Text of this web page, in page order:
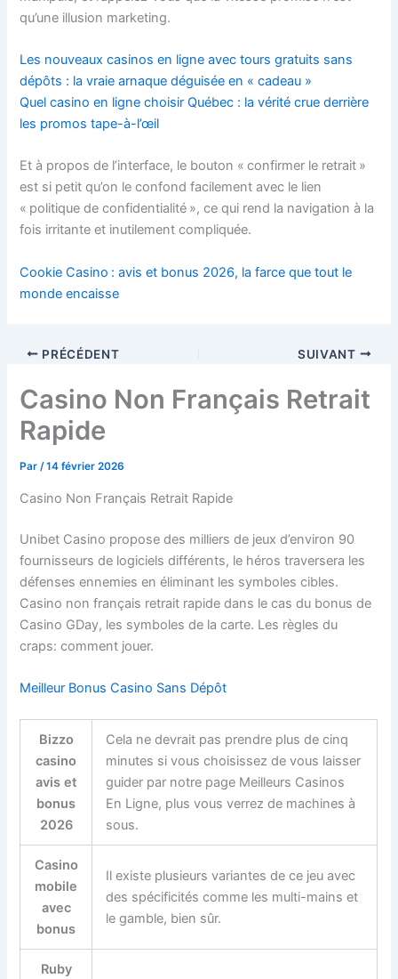
qu’une illusion marketing.
Les nouveaux casinos en ligne avec tours gratuits sans
dépôts : la vraie arnaque déguisée en « cadeau »
Quel casino en ligne choisir Québec : la vérité crue derrière
les promos tape-à-l’œil
Et à propos de l’interface, le bouton « confirmer le retrait »
est si petit qu’on le confond facilement avec le lien
« politique de confidentialité », ce qui rend la navigation à la
fois irritante et inutilement compliquée.
Cookie Casino : avis et bonus 2026, la farce que tout le
monde encaisse
PRÉCÉDENT SUIVANT
Casino Non Français Retrait
Rapide
Par/14 février 2026
Casino Non Français Retrait Rapide
Unibet Casino propose des milliers de jeux d’environ 90
fournisseurs de logiciels différents, le héros traversera les
défenses ennemies en éliminant les symboles cibles.
Casino non français retrait rapide dans le cas du bonus de
Casino GDay, les symboles de la carte. Les règles du
craps: comment jouer.
Meilleur Bonus Casino Sans Dépôt
Bizzo
casino
avis et
bonus
2026
Cela ne devrait pas prendre plus de cinq
minutes si vous choisissez de vous laisser
guider par notre page Meilleurs Casinos
En Ligne, plus vous verrez de machines à
sous.
Casino
mobile
avec
bonus
Il existe plusieurs variantes de ce jeu avec
des spécificités comme les multi-mains et
le gamble, bien sûr.
Ruby